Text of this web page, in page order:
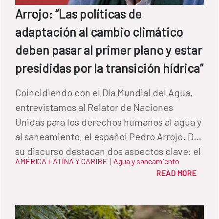
agua, mantenimiento de los sistemas y
gestión de residuos sólidos. También se
promovió la participación de las
comunidades en la administración de los
servicios. “Ahora tenemos agua en nuestras
casas. Todo es más fácil para nosotros y la
higiene de nuestra casa ya no es igual que
antes”, dice Morelia. “Todo ha mejorado,
tenemos agua de buena calidad y mis hijos
ya no se enferman”, agrega Sobeida. “El
agua es vida. El agua es fuerza. El agua es
cosecha. El agua es desarrollo. El agua es
higiene. El agua es muy importante para
destacan los beneficiarios de Guatemala.
Arrojo: “Las políticas de
adaptación al cambio climático
deben pasar al primer plano y estar
presididas por la transición hídrica”
Coincidiendo con el Día Mundial del Agua,
entrevistamos al Relator de Naciones
Unidas para los derechos humanos al agua y
al saneamiento, el español Pedro Arrojo. De
su discurso destacan dos aspectos clave: el
agua ha de ser entendido como un bien
adaptación al cambio climático.
AMÉRICA LATINA Y CARIBE | Agua y saneamiento
READ MORE